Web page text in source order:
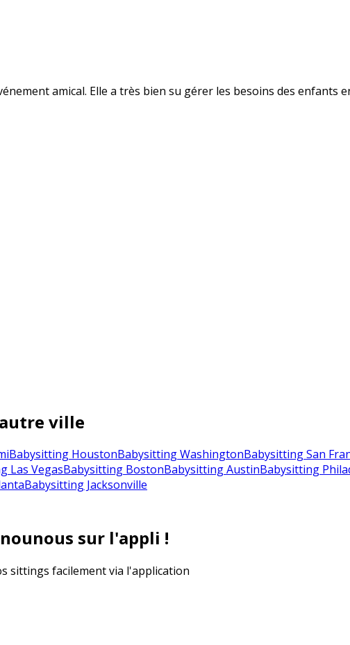
amical. Elle a très bien su gérer les besoins des enfants
ville
Babysitting HoustonBabysitting WashingtonBabysitting San
Las VegasBabysitting BostonBabysitting AustinBabysitting
Babysitting Jacksonville
sur l'appli !
sittings facilement via l'application